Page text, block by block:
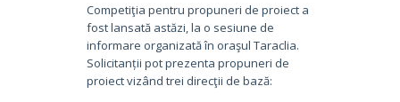
Competiţia pentru propuneri de proiect a
fost lansată astăzi, la o sesiune de
informare organizată în oraşul Taraclia.
Solicitanții pot prezenta propuneri de
proiect vizând trei direcţii de bază: